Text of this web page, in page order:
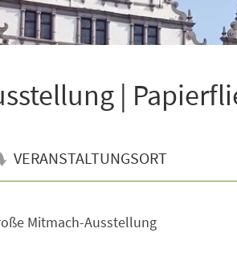
|
VERANSTALTUNGSORT
Mitmach-Ausstellung